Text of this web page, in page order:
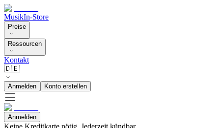
MusikIn-Store
Preise
Ressourcen
Kontakt
🇩🇪
Anmelden Konto erstellen
Anmelden
Keine Kreditkarte nötig. Jederzeit kündbar.